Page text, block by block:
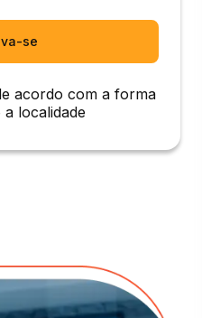
se
acordo com a forma
localidade